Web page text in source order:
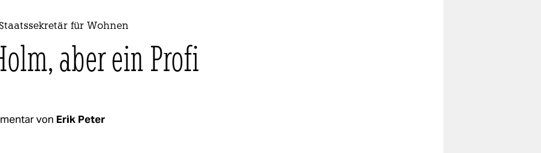
für Wohnen
aber ein Profi
von Erik Peter